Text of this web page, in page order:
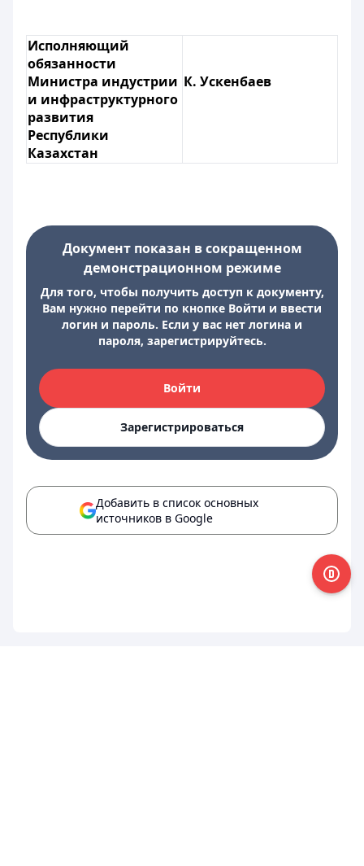
Исполняющий
обязанности
Министра индустрии
и инфраструктурного
развития
Республики
Казахстан
К. Ускенбаев
Документ показан в сокращенном
демонстрационном режиме
Для того, чтобы получить доступ к документу,
Вам нужно перейти по кнопке Войти и ввести
логин и пароль. Если у вас нет логина и
пароля, зарегистрируйтесь.
Войти
Зарегистрироваться
Добавить в список основных
источников в Google